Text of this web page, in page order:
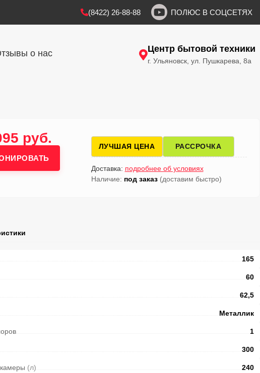
(8422) 26-88-88 ПОЛЮС В СОЦСЕТЯХ
о нас Центр бытовой техники
г. Ульяновск, ул. Пушкарева, 8а
руб.
ЛУЧШАЯ ЦЕНА РАССРОЧКА
Доставка: подробнее об условиях
Наличие: под заказ(доставим быстро)
165
60
62,5
Металлик
1
300
(л) 240